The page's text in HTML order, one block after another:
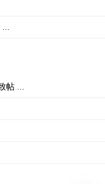
...
帖 ...